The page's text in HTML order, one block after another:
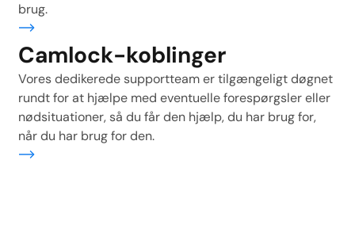
brug.
Camlock-koblinger
Vores dedikerede supportteam er tilgængeligt døgnet
rundt for at hjælpe med eventuelle forespørgsler eller
nødsituationer, så du får den hjælp, du har brug for,
når du har brug for den.